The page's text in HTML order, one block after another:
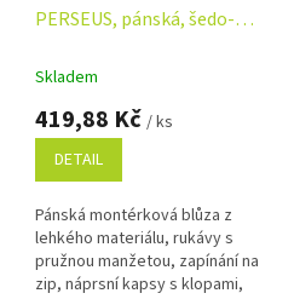
PERSEUS, pánská, šedo-
Skladem
419,88 Kč / ks
DETAIL
Pánská montérková blůza z
lehkého materiálu, rukávy s
pružnou manžetou, zapínání na
zip, náprsní kapsy s klopami,